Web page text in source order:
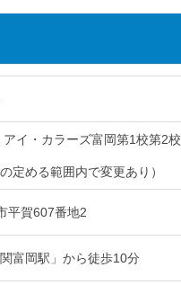
イ・カラーズ富岡第1校第2校
定める範囲内で変更あり）
平賀607番地2
富岡駅」から徒歩10分